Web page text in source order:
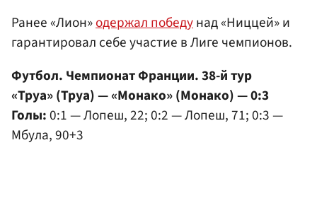
Ранее «Лион»одержал победунад «Ниццей» и
гарантировал себе участие в Лиге чемпионов.
Футбол. Чемпионат Франции. 38-й тур
«Труа» (Труа) — «Монако» (Монако) — 0:3
Голы:0:1 — Лопеш, 22; 0:2 — Лопеш, 71; 0:3 —
Мбула, 90+3